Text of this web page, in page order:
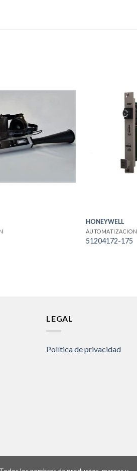
HONEYWELL
AUTOMATIZACION
51204172-175
LEGAL
Política de privacidad